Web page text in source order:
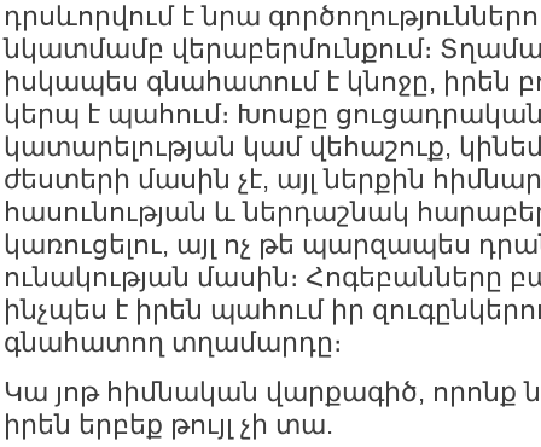
դրսևորվում է նրա
նկատմամբ վերաբերմունքում։
իսկապես գնահատում է կնոջը, իրեն
կերպ է պահում։ Խոսքը
կատարելության կամ վեհաշուք,
ժեստերի մասին չէ, այլ ներքին
հասունության և ներդաշնակ
կառուցելու, այլ ոչ թե պարզապես
ունակության մասին։ Հոգեբանները
ինչպես է իրեն պահում իր
գնահատող տղամարդը։
Կա յոթ հիմնական վարքագիծ, որոնք
իրեն երբեք թույլ չի տա.